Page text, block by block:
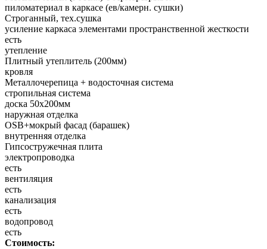
пиломатериал в каркасе (ев/камерн. сушки)
Строганный, тех.сушка
усиление каркаса элементами пространственной жесткости
есть
утепление
Плитный утеплитель (200мм)
кровля
Металлочерепица + водосточная система
стропильная система
доска 50х200мм
наружная отделка
OSB+мокрый фасад (барашек)
внутренняя отделка
Гипсостружечная плита
электропроводка
есть
вентиляция
есть
канализация
есть
водопровод
есть
Стоимость: